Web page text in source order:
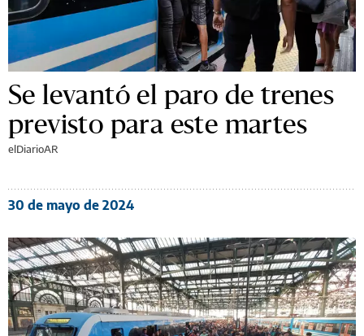
Se levantó el paro de trenes
previsto para este martes
elDiarioAR
30 de mayo de 2024